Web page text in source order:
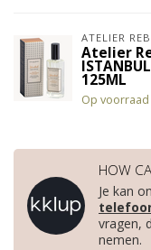
ATELIER
Atelier
125ML
Op voorraad
HOW
Je kan
vragen,
nemen.